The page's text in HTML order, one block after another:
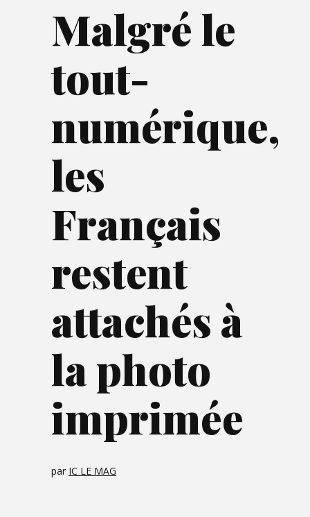
Malgré le
tout-
numérique,
les
Français
restent
attachés à
la photo
imprimée
par IC LE MAG